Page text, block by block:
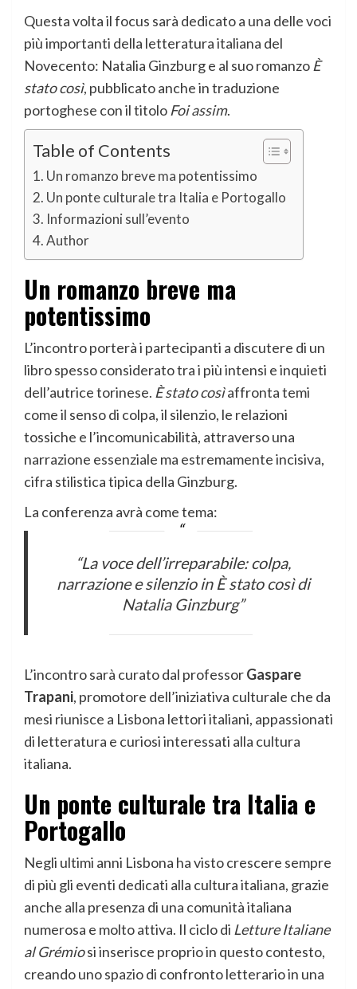
Questa volta il focus sarà dedicato a una delle voci
più importanti della letteratura italiana del
Novecento: Natalia Ginzburg e al suo romanzo È
stato così, pubblicato anche in traduzione
portoghese con il titolo Foi assim.
Table of Contents
Un romanzo breve ma potentissimo
Un ponte culturale tra Italia e Portogallo
Informazioni sull’evento
Author
Un romanzo breve ma
potentissimo
L’incontro porterà i partecipanti a discutere di un
libro spesso considerato tra i più intensi e inquieti
dell’autrice torinese. È stato cosìaffronta temi
come il senso di colpa, il silenzio, le relazioni
tossiche e l’incomunicabilità, attraverso una
narrazione essenziale ma estremamente incisiva,
cifra stilistica tipica della Ginzburg.
La conferenza avrà come tema:
“La voce dell’irreparabile: colpa,
narrazione e silenzio in È stato cosìdi
Natalia Ginzburg”
L’incontro sarà curato dal professorGaspare
Trapani, promotore dell’iniziativa culturale che da
mesi riunisce a Lisbona lettori italiani, appassionati
di letteratura e curiosi interessati alla cultura
italiana.
Un ponte culturale tra Italia e
Portogallo
Negli ultimi anni Lisbona ha visto crescere sempre
di più gli eventi dedicati alla cultura italiana, grazie
anche alla presenza di una comunità italiana
numerosa e molto attiva. Il ciclo di Letture Italiane
al Grémiosi inserisce proprio in questo contesto,
creando uno spazio di confronto letterario in una